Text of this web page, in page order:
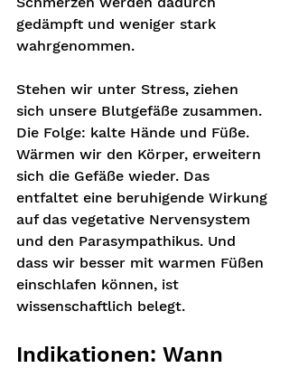
gedämpft und weniger stark
wahrgenommen.
Stehen wir unter Stress, ziehen
sich unsere Blutgefäße zusammen.
Die Folge: kalte Hände und Füße.
Wärmen wir den Körper, erweitern
sich die Gefäße wieder. Das
entfaltet eine beruhigende Wirkung
auf das vegetative Nervensystem
und den Parasympathikus. Und
dass wir besser mit warmen Füßen
einschlafen können, ist
wissenschaftlich belegt.
Indikationen: Wann